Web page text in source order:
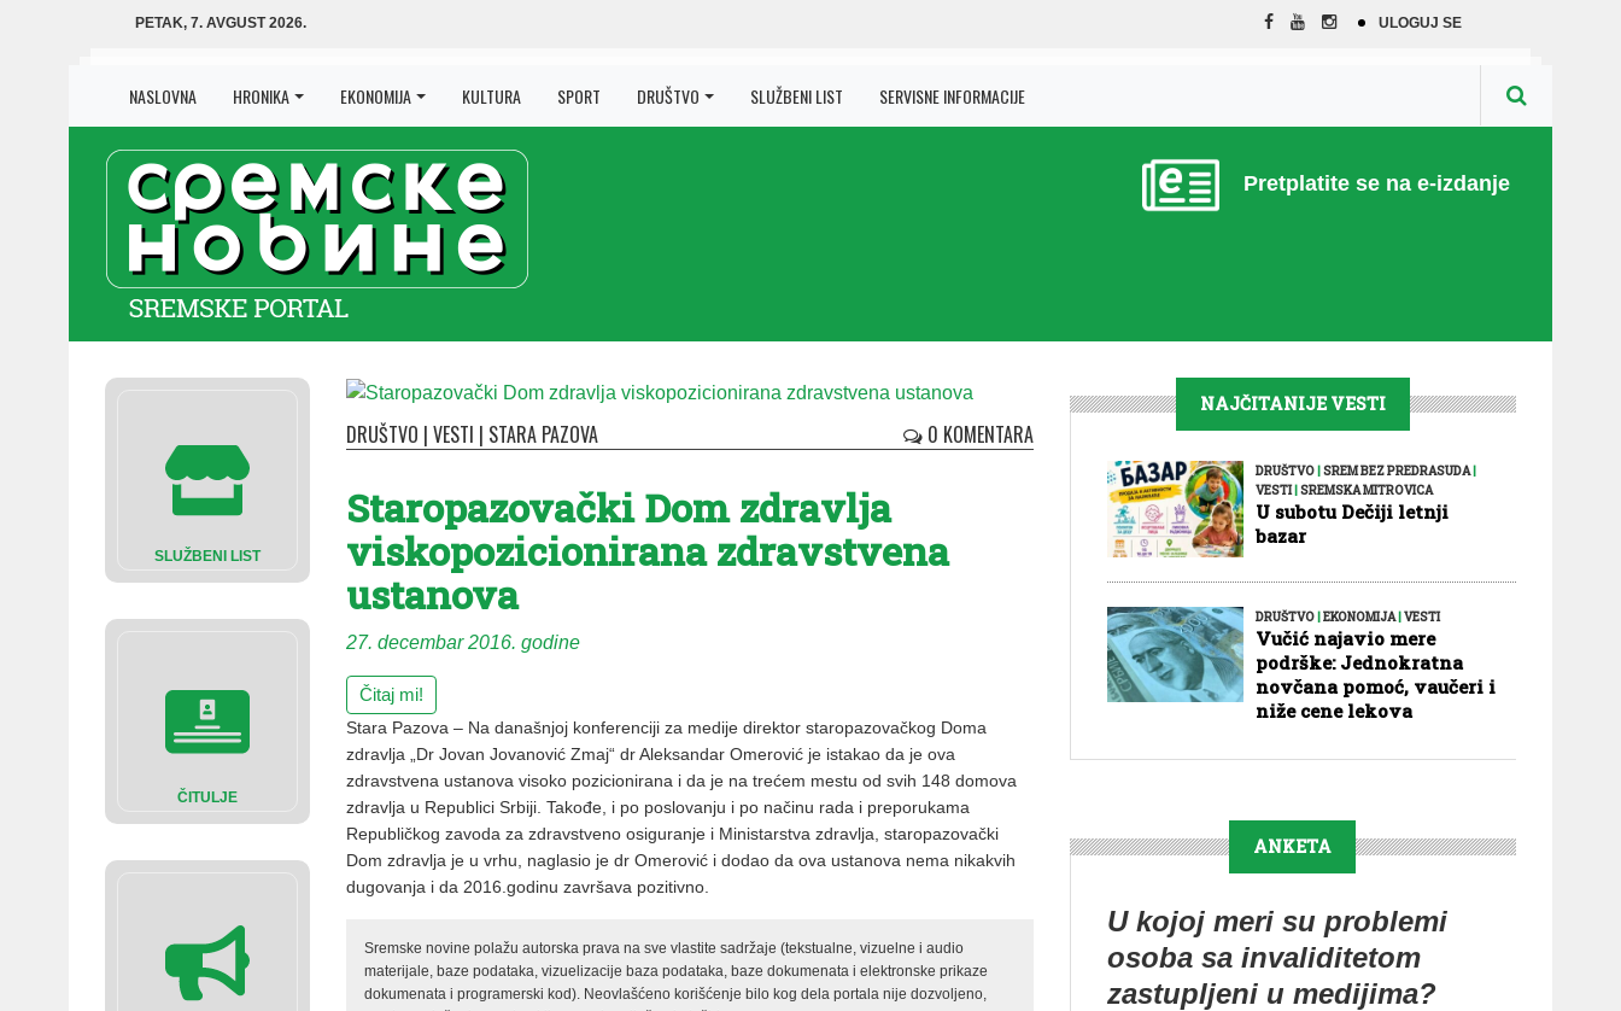
PETAK, 7. AVGUST 2026. ULOGUJ SE
NASLOVNA HRONIKA EKONOMIJA KULTURA SPORT DRUŠTVO SLUŽBENI LIST SERVISNE INFORMACIJE
Pretplatite se na e-izdanje
SLUŽBENI LIST
ČITULJE
DRUŠTVO | VESTI | STARA PAZOVA 0 KOMENTARA
Staropazovački Dom zdravlja
viskopozicionirana zdravstvena
ustanova
27. decembar 2016. godine
Čitaj mi!
Stara Pazova – Na današnjoj konferenciji za medije direktor staropazovačkog Doma
zdravlja „Dr Jovan Jovanović Zmaj“ dr Aleksandar Omerović je istakao da je ova
zdravstvena ustanova visoko pozicionirana i da je na trećem mestu od svih 148 domova
zdravlja u Republici Srbiji. Takođe, i po poslovanju i po načinu rada i preporukama
Republičkog zavoda za zdravstveno osiguranje i Ministarstva zdravlja, staropazovački
Dom zdravlja je u vrhu, naglasio je dr Omerović i dodao da ova ustanova nema nikakvih
dugovanja i da 2016.godinu završava pozitivno.
Sremske novine polažu autorska prava na sve vlastite sadržaje (tekstualne, vizuelne i audio
materijale, baze podataka, vizuelizacije baza podataka, baze dokumenata i elektronske prikaze
dokumenata i programerski kod). Neovlašćeno korišćenje bilo kog dela portala nije dozvoljeno,
NAJČITANIJE VESTI
DRUŠTVO|SREM BEZ PREDRASUDA|
VESTI|SREMSKA MITROVICA
U subotu Dečiji letnji
bazar
DRUŠTVO|EKONOMIJA|VESTI
Vučić najavio mere
podrške: Jednokratna
novčana pomoć, vaučeri i
niže cene lekova
ANKETA
U kojoj meri su problemi
osoba sa invaliditetom
zastupljeni u medijima?